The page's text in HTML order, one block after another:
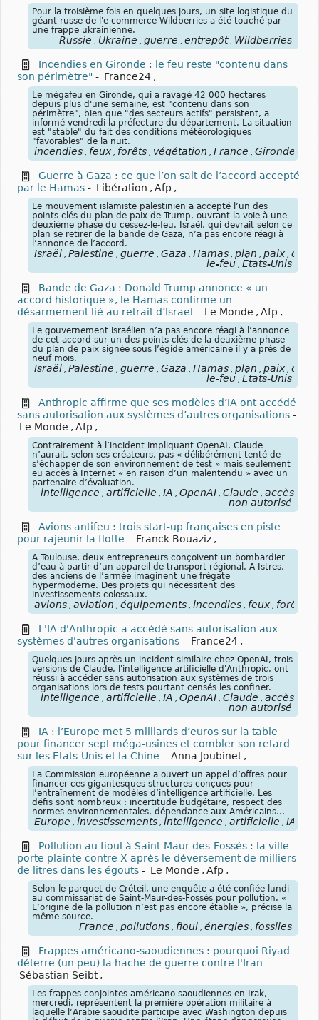
Pour la troisième fois en quelques jours, un site logistique du
géant russe de l'e-commerce Wildberries a été touché par
une frappe ukrainienne.
Russie Ukraine guerre entrepôt Wildberries
Incendies en Gironde : le feu reste "contenu dans
son périmètre" - France24 ,
Le mégafeu en Gironde, qui a ravagé 42 000 hectares
depuis plus d'une semaine, est "contenu dans son
périmètre", bien que "des secteurs actifs" persistent, a
informé vendredi la préfecture du département. La situation
est "stable" du fait des conditions météorologiques
"favorables" de la nuit.
incendies feux forêts végétation France Gironde
Guerre à Gaza : ce que l’on sait de l’accord accepté
par le Hamas - Libération , Afp ,
Le mouvement islamiste palestinien a accepté l’un des
points clés du plan de paix de Trump, ouvrant la voie à une
deuxième phase du cessez-le-feu. Israël, qui devrait selon ce
plan se retirer de la bande de Gaza, n’a pas encore réagi à
l’annonce de l’accord.
Israël Palestine guerre Gaza Hamas plan paix
le-feu États-Unis
Bande de Gaza : Donald Trump annonce « un
accord historique », le Hamas confirme un
désarmement lié au retrait d’Israël - Le Monde , Afp ,
Le gouvernement israélien n’a pas encore réagi à l’annonce
de cet accord sur un des points-clés de la deuxième phase
du plan de paix signée sous l’égide américaine il y a près de
neuf mois.
Israël Palestine guerre Gaza Hamas plan paix
le-feu États-Unis
Anthropic affirme que ses modèles d’IA ont accédé
sans autorisation aux systèmes d’autres organisations -
Le Monde , Afp ,
Contrairement à l’incident impliquant OpenAI, Claude
n’aurait, selon ses créateurs, pas « délibérément tenté de
s’échapper de son environnement de test » mais seulement
eu accès à Internet « en raison d’un malentendu » avec un
partenaire d’évaluation.
intelligence artificielle IA OpenAI Claude
accès
non autorisé
Avions antifeu : trois start-up françaises en piste
pour rajeunir la flotte - Franck Bouaziz ,
A Toulouse, deux entrepreneurs conçoivent un bombardier
d’eau à partir d’un appareil de transport régional. A Istres,
des anciens de l’armée imaginent une frégate
hypermoderne. Des projets qui nécessitent des
investissements colossaux.
avions aviation équipements incendies feux forêts
L'IA d'Anthropic a accédé sans autorisation aux
systèmes d'autres organisations - France24 ,
Quelques jours après un incident similaire chez OpenAI, trois
versions de Claude, l'intelligence artificielle d'Anthropic, ont
réussi à accéder sans autorisation aux systèmes de trois
organisations lors de tests pourtant censés les confiner.
intelligence artificielle IA OpenAI Claude
accès
non autorisé
IA : l’Europe met 5 milliards d’euros sur la table
pour financer sept méga-usines et combler son retard
sur les Etats-Unis et la Chine - Anna Joubinet ,
La Commission européenne a ouvert un appel d’offres pour
financer ces gigantesques structures conçues pour
l’entraînement de modèles d’intelligence artificielle. Les
défis sont nombreux : incertitude budgétaire, respect des
normes environnementales, dépendance aux Américains…
Europe investissements intelligence artificielle IA
Pollution au fioul à Saint-Maur-des-Fossés : la ville
porte plainte contre X après le déversement de milliers
de litres dans les égouts - Le Monde , Afp ,
Selon le parquet de Créteil, une enquête a été confiée lundi
au commissariat de Saint-Maur-des-Fossés pour pollution. «
L’origine de la pollution n’est pas encore établie », précise la
même source.
France pollutions fioul énergies fossiles
Frappes américano-saoudiennes : pourquoi Riyad
déterre (un peu) la hache de guerre contre l'Iran -
Sébastian Seibt ,
Les frappes conjointes américano-saoudiennes en Irak,
mercredi, représentent la première opération militaire à
laquelle l’Arabie saoudite participe avec Washington depuis